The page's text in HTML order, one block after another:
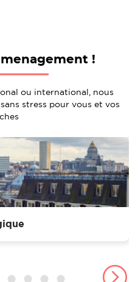
!
ou international, nous
stress pour vous et vos